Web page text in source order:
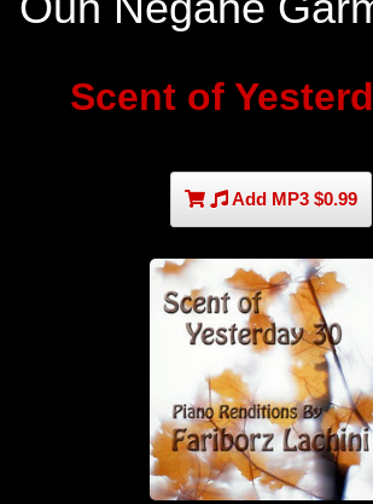
Scent of
Add MP3 $0.99